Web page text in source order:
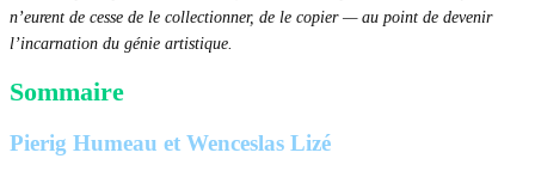
n’eurent de cesse de le collectionner, de le copier — au point de devenir
l’incarnation du génie artistique.
Sommaire
Pierig Humeau et Wenceslas Lizé